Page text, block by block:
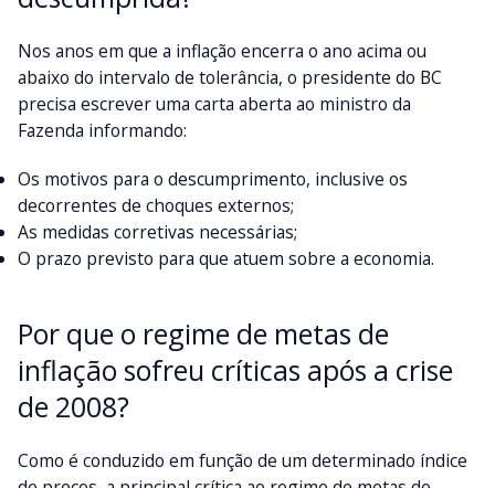
Nos anos em que a inflação encerra o ano acima ou
abaixo do intervalo de tolerância, o presidente do BC
precisa escrever uma carta aberta ao ministro da
Fazenda informando:
Os motivos para o descumprimento, inclusive os
decorrentes de choques externos;
As medidas corretivas necessárias;
O prazo previsto para que atuem sobre a economia.
Por que o regime de metas de
inflação sofreu críticas após a crise
de 2008?
Como é conduzido em função de um determinado índice